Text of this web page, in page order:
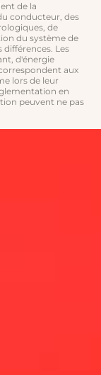
de la
conducteur, des
de
du système de
Les
d'énergie
aux
lors de leur
en
peuvent ne pas